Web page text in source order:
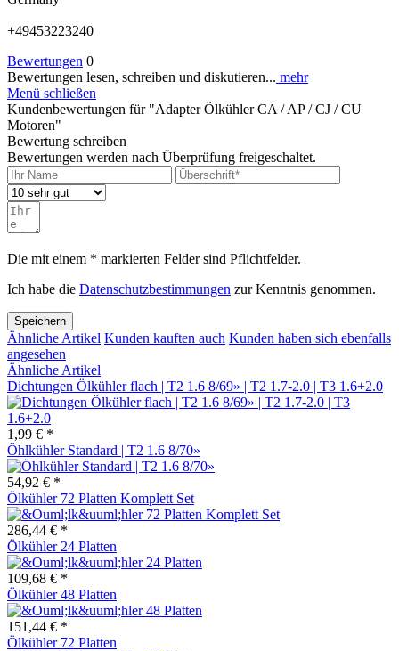
+49453223240
Bewertungen 0
Bewertungen lesen, schreiben und diskutieren... mehr
Menü schließen
Kundenbewertungen für "Adapter Ölkühler CA / AP / CJ / CU
Motoren"
Bewertung schreiben
Bewertungen werden nach Überprüfung freigeschaltet.
Die mit einem * markierten Felder sind Pflichtfelder.
Ich habe die Datenschutzbestimmungen zur Kenntnis genommen.
Speichern
Ähnliche Artikel Kunden kauften auch Kunden haben sich ebenfalls
angesehen
Ähnliche Artikel
Dichtungen Ölkühler flach | T2 1.6 8/69» | T2 1.7-2.0 | T3 1.6+2.0
1,99 € *
Öhlkühler Standard | T2 1.6 8/70»
54,92 € *
Ölkühler 72 Platten Komplett Set
286,44 € *
Ölkühler 24 Platten
109,68 € *
Ölkühler 48 Platten
151,44 € *
Ölkühler 72 Platten